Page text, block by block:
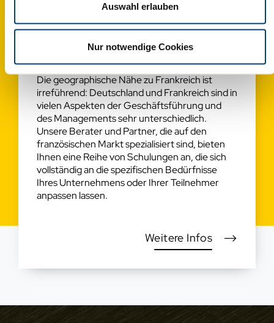
Auswahl erlauben
Nur notwendige Cookies
Seminare, Workshops
und Schulungen
Die geographische Nähe zu Frankreich ist
irreführend: Deutschland und Frankreich sind in
vielen Aspekten der Geschäftsführung und
des Managements sehr unterschiedlich.
Unsere Berater und Partner, die auf den
französischen Markt spezialisiert sind, bieten
Ihnen eine Reihe von Schulungen an, die sich
vollständig an die spezifischen Bedürfnisse
Ihres Unternehmens oder Ihrer Teilnehmer
anpassen lassen.
Weitere Infos